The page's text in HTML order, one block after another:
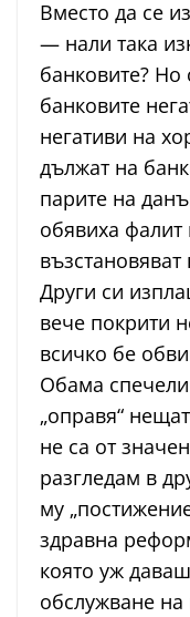
Вместо да се
— нали така
банковите? Но
банковите
негативи на
дължат на
парите на
обявиха фалит
възстановяват
Други си
вече покрити
всичко бе
Обама
„оправя“
не са от
разгледам в
му
здравна
която уж
обслужване на